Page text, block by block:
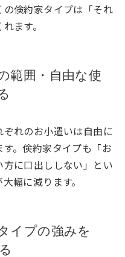
倹約家タイプは「それ
ます。
範囲・自由な使
ぞれのお小遣いは自由に
。倹約家タイプも「お
に口出ししない」とい
幅に減ります。
イプの強みを